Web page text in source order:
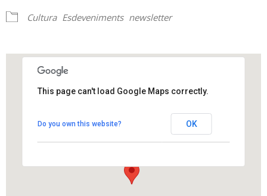
Cultura Esdeveniments newsletter
Casal Avis dels Hostalets de Pierola
Auditori de Cal Figueres - Els Hostalets de Pierola
View Events
This page can't load Google Maps correctly.
Do you own this website? OK